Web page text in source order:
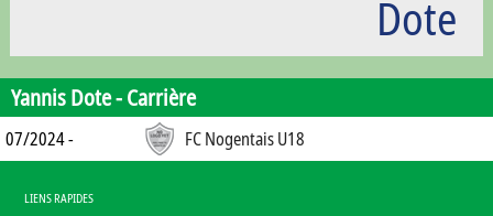
Dote
Yannis Dote -Carrière
07/2024 - FC Nogentais U18
LIENS RAPIDES